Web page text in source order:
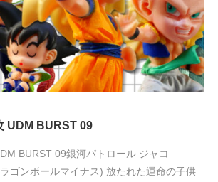
UDM BURST 09
BURST 09銀河パトロール ジャコ
ゴンボールマイナス) 放たれた運命の子供